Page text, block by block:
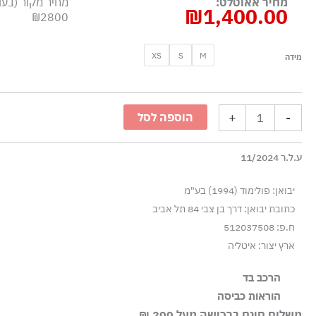
₪1,400.00
₪2800
מידה M
S
XS
-
פרוותי
ארוך
עם
פנלים
צעיף
שחור/צהוב
+ הוספה לסל
ע.ל.ר 11/2024
יבואן: פולימוד (1994) בע"מ
כתובת יבואן: דרך בן צבי 84 תל אביב
ח.פ: 512037508
ארץ יצור: איטליה
הרכב בד
86% פוליאמיד 8% אקריליק 6% מוהרהוראות כביסה